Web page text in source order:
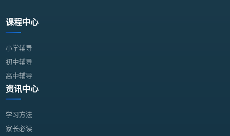
课程中心
小学辅导
初中辅导
高中辅导
资讯中心
学习方法
家长必读